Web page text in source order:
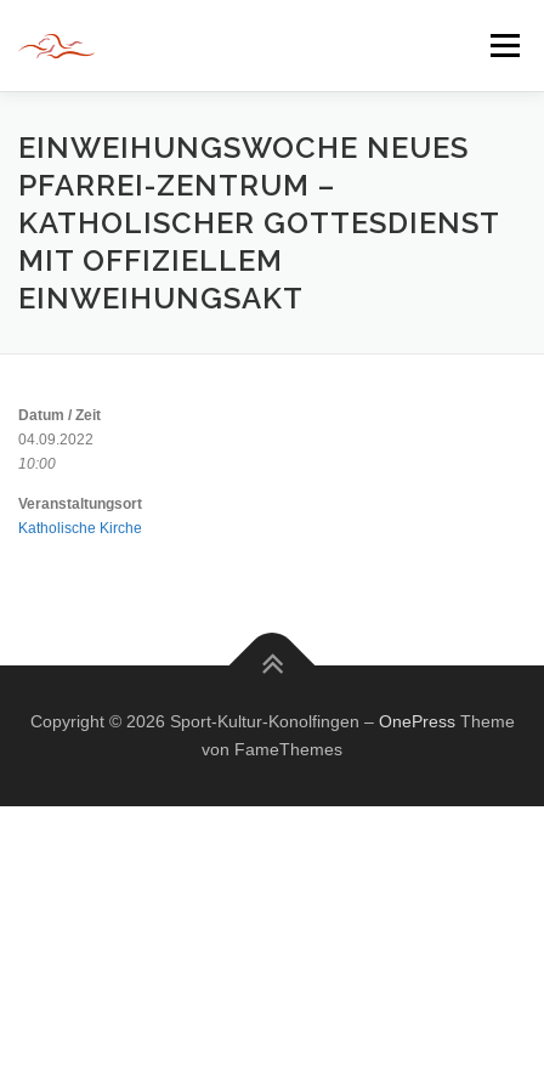
springen
Menü
HERZLICH WILLKOMMEN
JAHR DER BEGEGNUNG 2022 TIPPS & TRICKS
EINWEIHUNGSWOCHE NEUES
PFARREI-ZENTRUM –
KATHOLISCHER GOTTESDIENST
MIT OFFIZIELLEM
EINWEIHUNGSAKT
Datum / Zeit
04.09.2022
10:00
Veranstaltungsort
Katholische Kirche
Copyright © 2026 Sport-Kultur-Konolfingen – OnePressTheme
von FameThemes